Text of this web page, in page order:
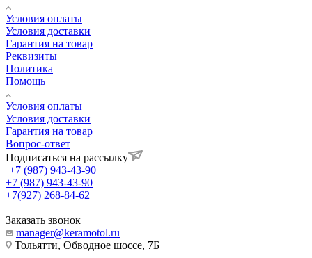
Условия оплаты
Условия доставки
Гарантия на товар
Реквизиты
Политика
Помощь
Условия оплаты
Условия доставки
Гарантия на товар
Вопрос-ответ
Подписаться на рассылку
+7 (987) 943-43-90
+7 (987) 943-43-90
+7(927) 268-84-62
Заказать звонок
manager@keramotol.ru
Тольятти, Обводное шоссе, 7Б